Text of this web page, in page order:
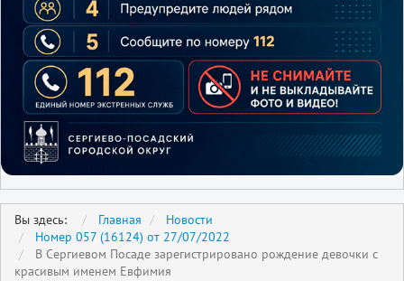
Вы здесь: Главная
Новости
Номер 057 (16124) от 27/07/2022
В Сергиевом Посаде зарегистрировано рождение девочки с
красивым именем Евфимия